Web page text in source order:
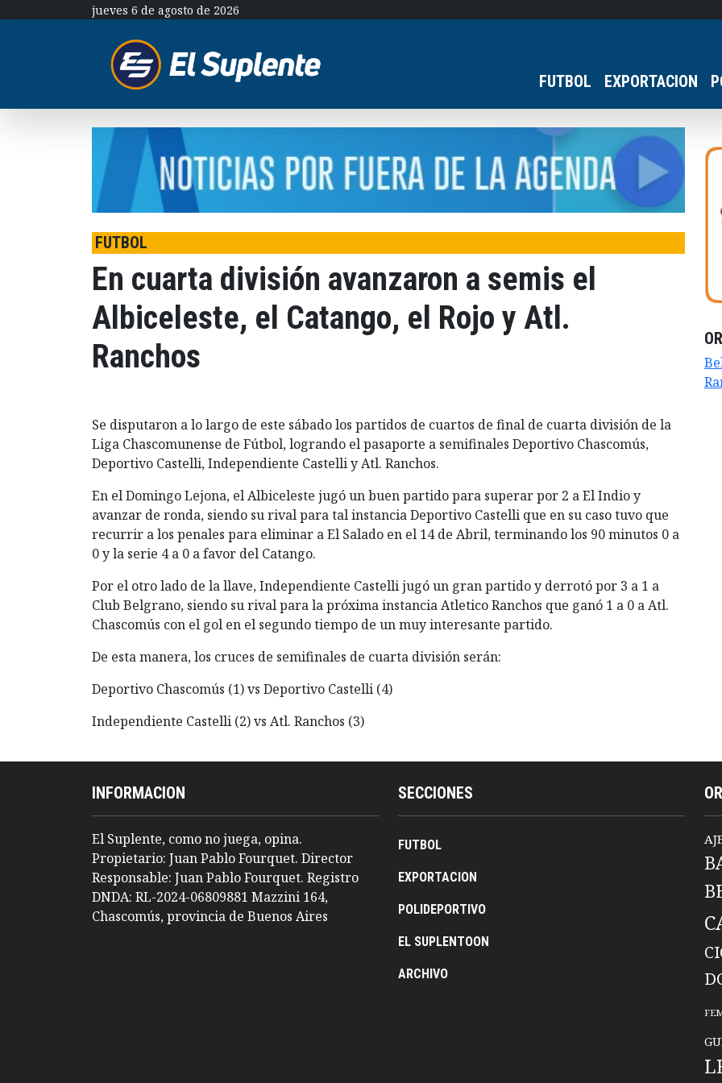
jueves 6 de agosto de 2026
FUTBOL EXPORTACION
FUTBOL
En cuarta división avanzaron a semis el
Albiceleste, el Catango, el Rojo y Atl.
Ranchos
Se disputaron a lo largo de este sábado los partidos de cuartos de final de cuarta división de la
Liga Chascomunense de Fútbol, logrando el pasaporte a semifinales Deportivo Chascomús,
Deportivo Castelli, Independiente Castelli y Atl. Ranchos.
En el Domingo Lejona, el Albiceleste jugó un buen partido para superar por 2 a El Indio y
avanzar de ronda, siendo su rival para tal instancia Deportivo Castelli que en su caso tuvo que
recurrir a los penales para eliminar a El Salado en el 14 de Abril, terminando los 90 minutos 0 a
0 y la serie 4 a 0 a favor del Catango.
Por el otro lado de la llave, Independiente Castelli jugó un gran partido y derrotó por 3 a 1 a
Club Belgrano, siendo su rival para la próxima instancia Atletico Ranchos que ganó 1 a 0 a Atl.
Chascomús con el gol en el segundo tiempo de un muy interesante partido.
De esta manera, los cruces de semifinales de cuarta división serán:
Deportivo Chascomús (1) vs Deportivo Castelli (4)
Independiente Castelli (2) vs Atl. Ranchos (3)
INFORMACION
El Suplente, como no juega, opina.
Propietario: Juan Pablo Fourquet. Director
Responsable: Juan Pablo Fourquet. Registro
DNDA: RL-2024-06809881 Mazzini 164,
Chascomús, provincia de Buenos Aires
SECCIONES
FUTBOL
EXPORTACION
POLIDEPORTIVO
EL SUPLENTOON
ARCHIVO